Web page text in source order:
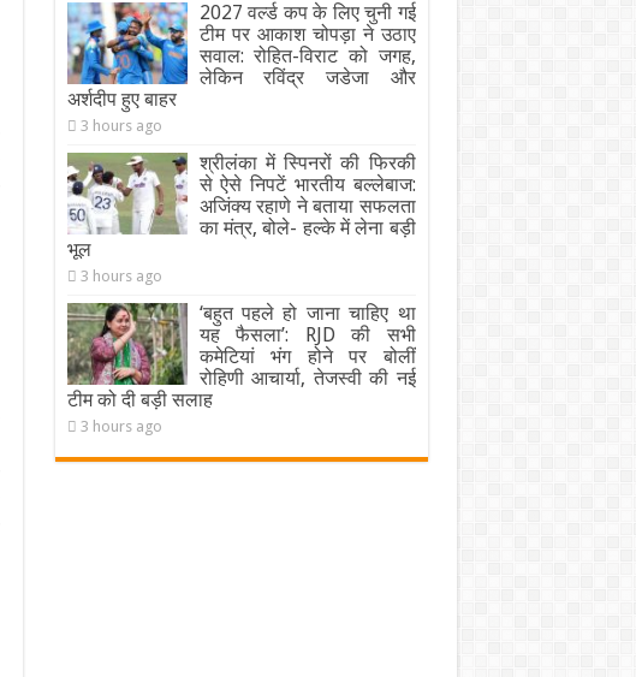
2027 वर्ल्ड कप के लिए चुनी गई
टीम पर आकाश चोपड़ा ने उठाए
सवाल: रोहित-विराट को जगह,
लेकिन रविंद्र जडेजा और
अर्शदीप हुए बाहर
3 hours ago
श्रीलंका में स्पिनरों की फिरकी
से ऐसे निपटें भारतीय बल्लेबाज:
अजिंक्य रहाणे ने बताया सफलता
का मंत्र, बोले- हल्के में लेना बड़ी
भूल
3 hours ago
‘बहुत पहले हो जाना चाहिए था
यह फैसला’: RJD की सभी
कमेटियां भंग होने पर बोलीं
रोहिणी आचार्या, तेजस्वी की नई
टीम को दी बड़ी सलाह
3 hours ago